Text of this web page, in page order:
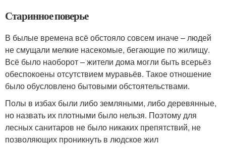
Старинное поверье
В былые времена всё обстояло совсем иначе – людей
не смущали мелкие насекомые, бегающие по жилищу.
Всё было наоборот – жители дома могли быть всерьёз
обеспокоены отсутствием муравьёв. Такое отношение
было обусловлено бытовыми обстоятельствами.
Полы в избах были либо земляными, либо деревянные,
но назвать их плотными было нельзя. Поэтому для
лесных санитаров не было никаких препятствий, не
позволяющих проникнуть в людское жил